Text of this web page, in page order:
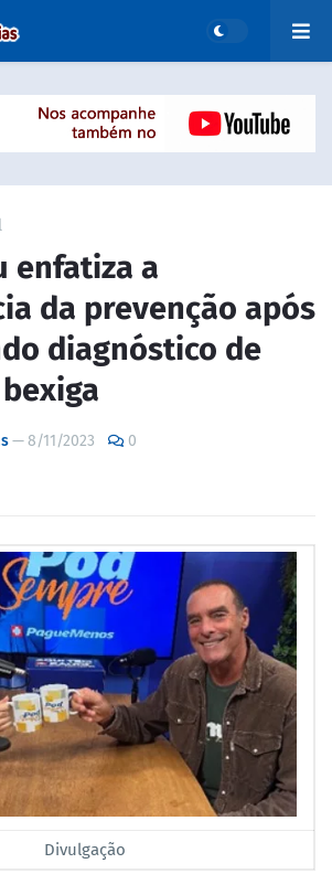
enfatiza a
da prevenção após
diagnóstico de
—8/11/2023 0
Divulgação